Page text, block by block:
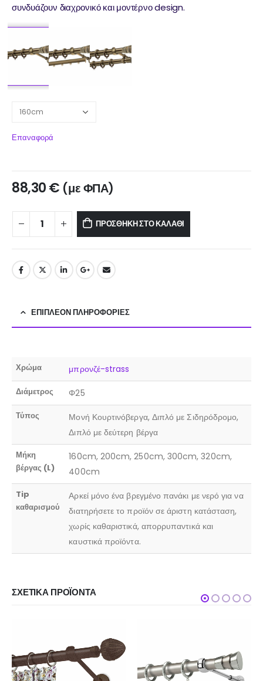
συνδυάζουν διαχρονικό και μοντέρνο design.
Επαναφορά
88,30€ (με ΦΠΑ)
ΠΡΟΣΘΉΚΗ ΣΤΟ ΚΑΛΆΘΙ
ΕΠΙΠΛΈΟΝ ΠΛΗΡΟΦΟΡΊΕΣ
Χρώμα μπρονζέ-strass
Διάμετρος Φ25
Τύπος
Μονή Κουρτινόβεργα, Διπλό με Σιδηρόδρομο,
Διπλό με δεύτερη βέργα
Μήκη
βέργας (L)
160cm, 200cm, 250cm, 300cm, 320cm,
400cm
Tip
καθαρισμού
Αρκεί μόνο ένα βρεγμένο πανάκι με νερό για να
διατηρήσετε το προϊόν σε άριστη κατάσταση,
χωρίς καθαριστικά, απορρυπαντικά και
καυστικά προϊόντα.
ΣΧΕΤΙΚΆ ΠΡΟΪΌΝΤΑ